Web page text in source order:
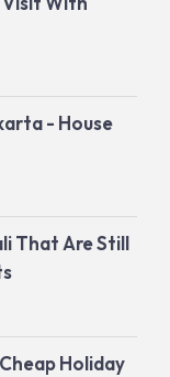
- House
That Are Still
Holiday